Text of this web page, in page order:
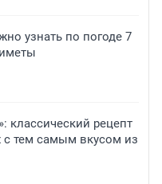
узнать по погоде 7
классический рецепт
тем самым вкусом из